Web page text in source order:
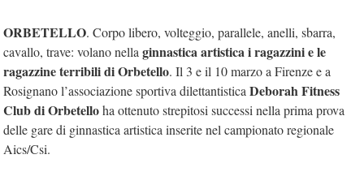
ORBETELLO. Corpo libero, volteggio, parallele, anelli, sbarra,
cavallo, trave: volano nella ginnastica artistica i ragazzini e le
ragazzine terribili di Orbetello. Il 3 e il 10 marzo a Firenze e a
Rosignano l’associazione sportiva dilettantistica Deborah Fitness
Club di Orbetelloha ottenuto strepitosi successi nella prima prova
delle gare di ginnastica artistica inserite nel campionato regionale
Aics/Csi.